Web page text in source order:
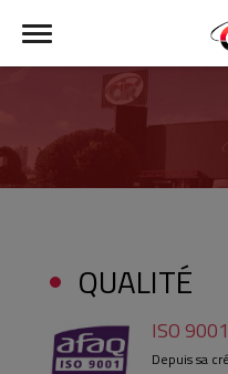
QUALITÉ
ISO 9001
Depuis sa